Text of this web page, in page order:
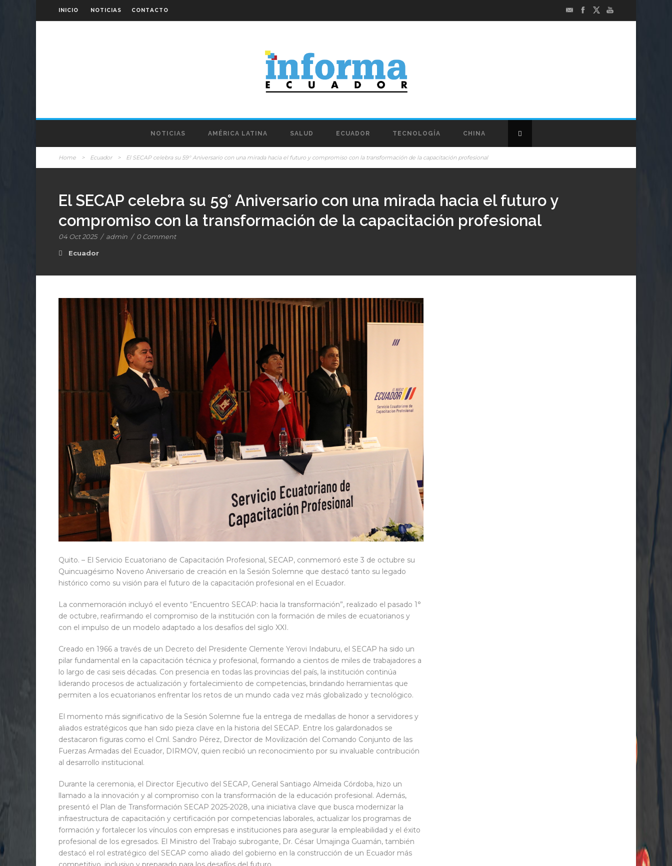
INICIO NOTICIAS CONTACTO
NOTICIAS AMÉRICA LATINA SALUD ECUADOR TECNOLOGÍA CHINA
Home > Ecuador > El SECAP celebra su 59° Aniversario con una mirada hacia el futuro y compromiso con la transformación de la capacitación profesional
El SECAP celebra su 59° Aniversario con una mirada hacia el futuro y
compromiso con la transformación de la capacitación profesional
04 Oct 2025 / admin / 0 Comment
Ecuador
Quito. – El Servicio Ecuatoriano de Capacitación Profesional, SECAP, conmemoró este 3 de octubre su
Quincuagésimo Noveno Aniversario de creación en la Sesión Solemne que destacó tanto su legado
histórico como su visión para el futuro de la capacitación profesional en el Ecuador.
La conmemoración incluyó el evento “Encuentro SECAP: hacia la transformación”, realizado el pasado 1°
de octubre, reafirmando el compromiso de la institución con la formación de miles de ecuatorianos y
con el impulso de un modelo adaptado a los desafíos del siglo XXI.
Creado en 1966 a través de un Decreto del Presidente Clemente Yerovi Indaburu, el SECAP ha sido un
pilar fundamental en la capacitación técnica y profesional, formando a cientos de miles de trabajadores a
lo largo de casi seis décadas. Con presencia en todas las provincias del país, la institución continúa
liderando procesos de actualización y fortalecimiento de competencias, brindando herramientas que
permiten a los ecuatorianos enfrentar los retos de un mundo cada vez más globalizado y tecnológico.
El momento más significativo de la Sesión Solemne fue la entrega de medallas de honor a servidores y
aliados estratégicos que han sido pieza clave en la historia del SECAP. Entre los galardonados se
destacaron figuras como el Crnl. Sandro Pérez, Director de Movilización del Comando Conjunto de las
Fuerzas Armadas del Ecuador, DIRMOV, quien recibió un reconocimiento por su invaluable contribución
al desarrollo institucional.
Durante la ceremonia, el Director Ejecutivo del SECAP, General Santiago Almeida Córdoba, hizo un
llamado a la innovación y al compromiso con la transformación de la educación profesional. Además,
presentó el Plan de Transformación SECAP 2025-2028, una iniciativa clave que busca modernizar la
infraestructura de capacitación y certificación por competencias laborales, actualizar los programas de
formación y fortalecer los vínculos con empresas e instituciones para asegurar la empleabilidad y el éxito
profesional de los egresados. El Ministro del Trabajo subrogante, Dr. César Umajinga Guamán, también
destacó el rol estratégico del SECAP como aliado del gobierno en la construcción de un Ecuador más